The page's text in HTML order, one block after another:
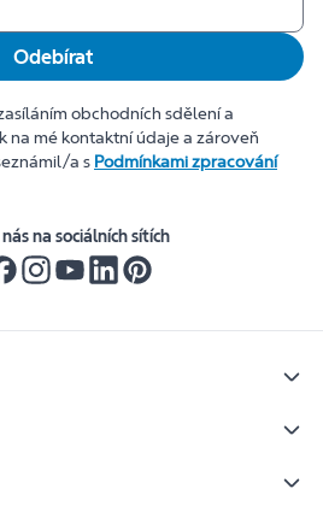
Odebírat
obchodních sdělení a
na mé kontaktní údaje a zároveň
a s Podmínkami zpracování
na sociálních sítích